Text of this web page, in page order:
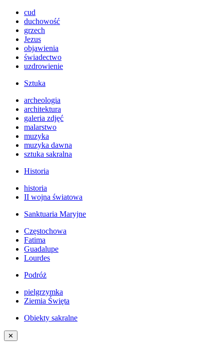
cud
duchowość
grzech
Jezus
objawienia
świadectwo
uzdrowienie
Sztuka
archeologia
architektura
galeria zdjęć
malarstwo
muzyka
muzyka dawna
sztuka sakralna
Historia
historia
II wojna światowa
Sanktuaria Maryjne
Częstochowa
Fatima
Guadalupe
Lourdes
Podróż
pielgrzymka
Ziemia Święta
Obiekty sakralne
✕